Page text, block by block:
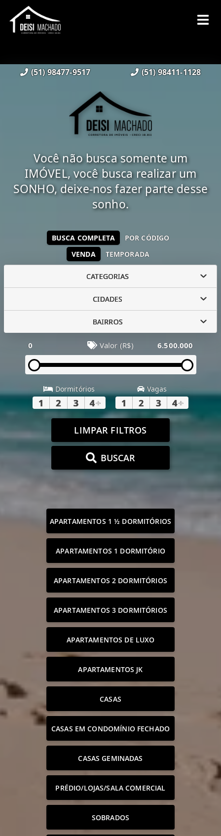
(51) 98477-9517 (51) 98411-1128
Você não busca somente um
IMÓVEL, você busca realizar um
SONHO, deixe-nos fazer parte desse
sonho.
VENDA TEMPORADA
BUSCA COMPLETA POR CÓDIGO
CATEGORIAS
CIDADES
BAIRROS
0 Valor (R$) 6.500.000
Dormitórios
1 2 3 4+
Vagas
1 2 3 4+
LIMPAR FILTROS
BUSCAR
APARTAMENTOS 1 ½ DORMITÓRIOS
APARTAMENTOS 1 DORMITÓRIO
APARTAMENTOS 2 DORMITÓRIOS
APARTAMENTOS 3 DORMITÓRIOS
APARTAMENTOS DE LUXO
APARTAMENTOS JK
CASAS
CASAS EM CONDOMÍNIO FECHADO
CASAS GEMINADAS
PRÉDIO/LOJAS/SALA COMERCIAL
SOBRADOS